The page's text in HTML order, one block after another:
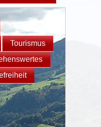
Tourismus